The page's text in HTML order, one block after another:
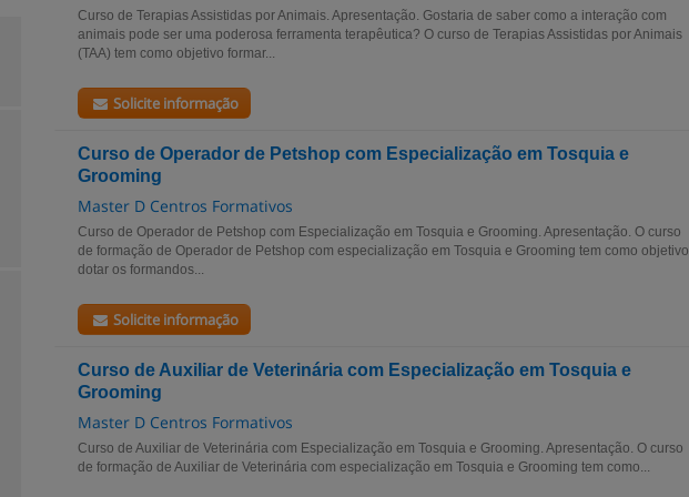
Curso de Terapias Assistidas por Animais. Apresentação. Gostaria de saber como a interação com
animais pode ser uma poderosa ferramenta terapêutica? O curso de Terapias Assistidas por Animais
(TAA) tem como objetivo formar...
Solicite informação
Curso de Operador de Petshop com Especialização em Tosquia e
Grooming
Master D Centros Formativos
Curso de Operador de Petshop com Especialização em Tosquia e Grooming. Apresentação. O curso
de formação de Operador de Petshop com especialização em Tosquia e Grooming tem como objetivo
dotar os formandos...
Solicite informação
Curso de Auxiliar de Veterinária com Especialização em Tosquia e
Grooming
Master D Centros Formativos
Curso de Auxiliar de Veterinária com Especialização em Tosquia e Grooming. Apresentação. O curso
de formação de Auxiliar de Veterinária com especialização em Tosquia e Grooming tem como...